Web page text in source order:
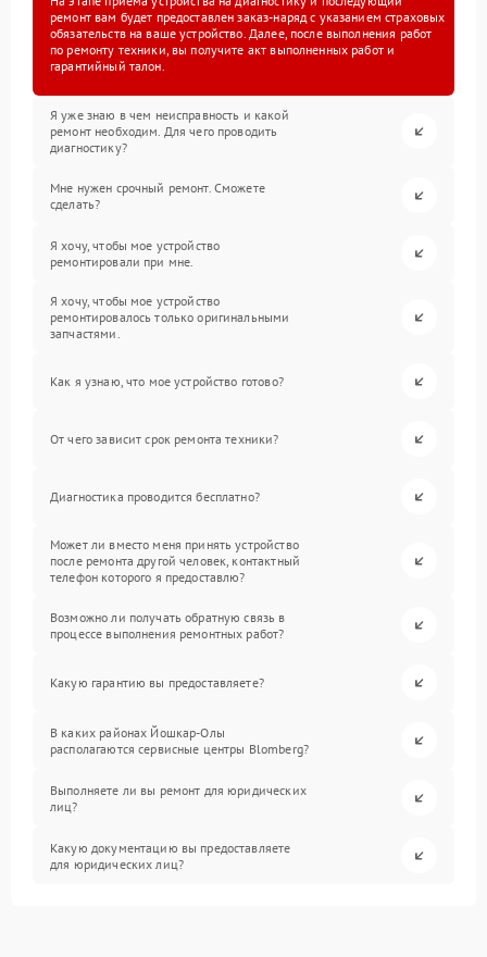
ремонт вам будет предоставлен заказ-наряд с указанием страховых
обязательств на ваше устройство. Далее, после выполнения работ
по ремонту техники, вы получите акт выполненных работ и
гарантийный талон.
Я уже знаю в чем неисправность и какой
ремонт необходим. Для чего проводить
диагностику?
Мне нужен срочный ремонт. Сможете
сделать?
Я хочу, чтобы мое устройство
ремонтировали при мне.
Я хочу, чтобы мое устройство
ремонтировалось только оригинальными
запчастями.
Как я узнаю, что мое устройство готово?
От чего зависит срок ремонта техники?
Диагностика проводится бесплатно?
Может ли вместо меня принять устройство
после ремонта другой человек, контактный
телефон которого я предоставлю?
Возможно ли получать обратную связь в
процессе выполнения ремонтных работ?
Какую гарантию вы предоставляете?
В каких районах Йошкар-Олы
располагаются сервисные центры Blomberg?
Выполняете ли вы ремонт для юридических
лиц?
Какую документацию вы предоставляете
для юридических лиц?